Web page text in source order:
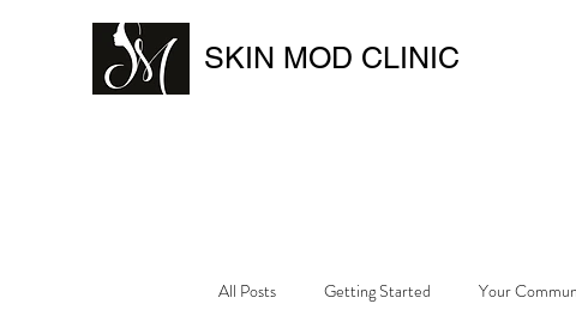
SKIN MOD CLINIC
All Posts Getting Started Your